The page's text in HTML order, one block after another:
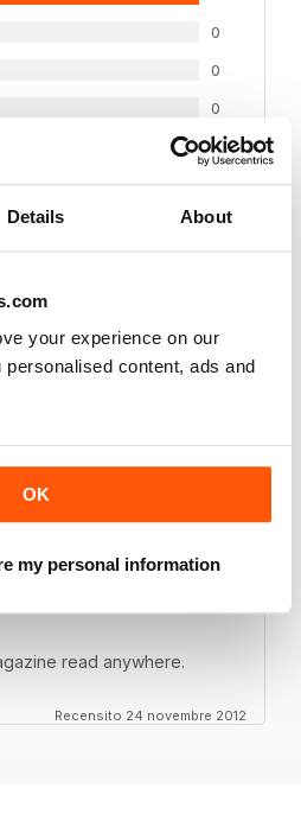
Details About
your experience on our
content, ads and
OK
my personal information
0
0
0
0
LE RECENSIONI
THIS IS FOR YOU
is for you... My interest
read anywhere.
Recensito 24 novembre 2012